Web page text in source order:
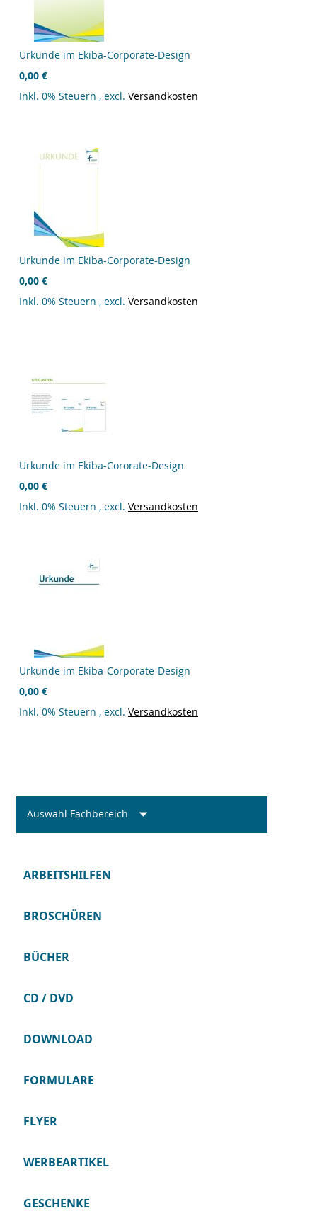
Urkunde im Ekiba-Corporate-Design
0,00 €
Inkl. 0% Steuern , excl. Versandkosten
Urkunde im Ekiba-Corporate-Design
0,00 €
Inkl. 0% Steuern , excl. Versandkosten
Urkunde im Ekiba-Cororate-Design
0,00 €
Inkl. 0% Steuern , excl. Versandkosten
Urkunde im Ekiba-Corporate-Design
0,00 €
Inkl. 0% Steuern , excl. Versandkosten
Auswahl Fachbereich
ARBEITSHILFEN
BROSCHÜREN
BÜCHER
CD / DVD
DOWNLOAD
FORMULARE
FLYER
WERBEARTIKEL
GESCHENKE